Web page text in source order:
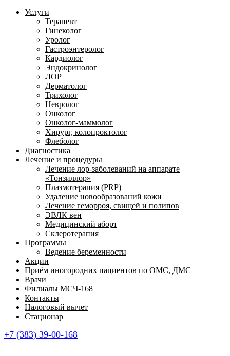
Услуги
Терапевт
Гинеколог
Уролог
Гастроэнтеролог
Кардиолог
Эндокринолог
ЛОР
Дерматолог
Трихолог
Невролог
Онколог
Онколог-маммолог
Хирург, колопроктолог
Флеболог
Диагностика
Лечение и процедуры
Лечение лор-заболеваний на аппарате
«Тонзиллор»
Плазмотерапия (PRP)
Удаление новообразований кожи
Лечение геморроя, свищей и полипов
ЭВЛК вен
Медицинский аборт
Склеротерапия
Программы
Ведение беременности
Акции
Приём иногородних пациентов по ОМС, ДМС
Врачи
Филиалы МСЧ-168
Контакты
Налоговый вычет
Стационар
+7 (383) 39-00-168